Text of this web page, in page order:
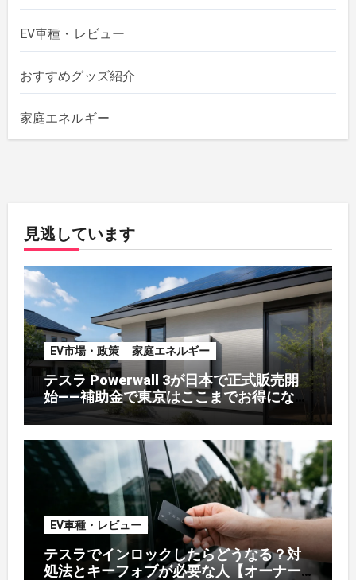
EV車種・レビュー
おすすめグッズ紹介
家庭エネルギー
見逃しています
EV市場・政策 家庭エネルギー
テスラ Powerwall 3が日本で正式販売開
始——補助金で東京はここまでお得になる
【2026年8月最新】
EV車種・レビュー
テスラでインロックしたらどうなる？対
処法とキーフォブが必要な人【オーナー